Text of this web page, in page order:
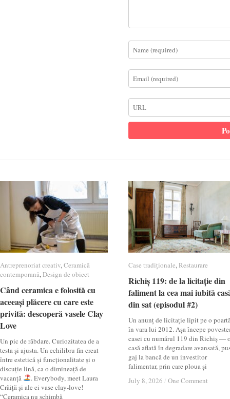
Antreprenoriat creativ,Ceramică
contemporană,Design de obiect
Când ceramica e folosită cu
aceeași plăcere cu care este
privită: descoperă vasele Clay
Love
Un pic de răbdare. Curiozitatea de a
testa și ajusta. Un echilibru fin creat
între estetică și funcționalitate și o
discuție lină, ca o dimineață de
vacanță
. Everybody, meet Laura
Crăiță și ale ei vase clay-love!
“Ceramica nu schimbă
Antreprenoriat creativ Ceramică
contemporană Design de obiect
Când ceramica e folosită cu
aceeași plăcere cu care este
privită: descoperă vasele Clay
Love
Case tradiționale,Restaurare
Richiș 119: de la licitație din
faliment la cea mai iubită
din sat (episodul #2)
Un anunț de licitație lipit pe o
în vara lui 2012. Așa începe
casei cu numărul 119 din Richiș —
casă aflată în degradare avansată,
gaj la bancă de un investitor
falimentar, prin care ploua și
July 8, 2026 / One Comment
Case tradiționale Restaurare
Richiș 119: de la licitație din
faliment la cea mai iubită
din sat (episodul #2)
July 8, 2026 / One Comment